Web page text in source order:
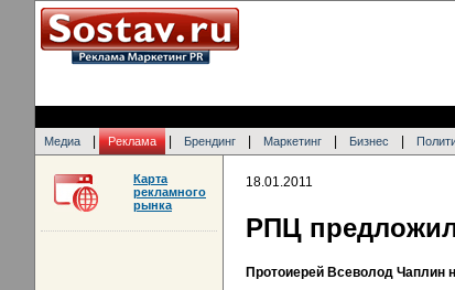
Медиа Реклама Брендинг Маркетинг Бизнес
18.01.2011
РПЦ
Протоиерей Всеволод Чаплин
Карта
рекламного
рынка